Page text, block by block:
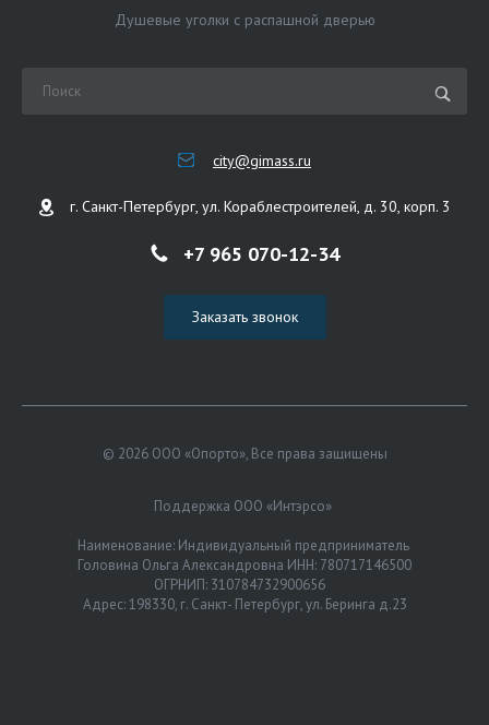
Душевые уголки с распашной дверью
city@gimass.ru
г. Санкт-Петербург, ул. Кораблестроителей, д. 30, корп. 3
+7 965 070-12-34
Заказать звонок
© 2026 ООО «Опорто», Все права защищены
Поддержка ООО «Интэрсо»
Наименование: Индивидуальный предприниматель
Головина Ольга Александровна ИНН: 780717146500
ОГРНИП: 310784732900656
Адрес: 198330, г. Санкт- Петербург, ул. Беринга д.23